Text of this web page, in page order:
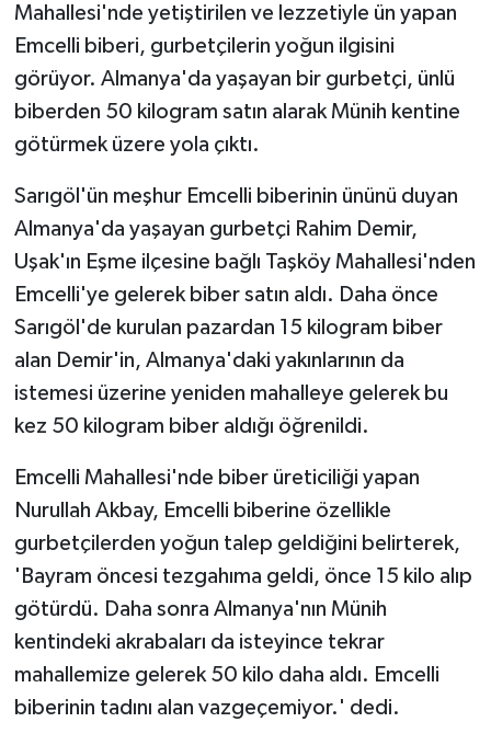
Mahallesi'nde yetiştirilen ve lezzetiyle ün yapan
Emcelli biberi, gurbetçilerin yoğun ilgisini
görüyor. Almanya'da yaşayan bir gurbetçi, ünlü
biberden 50 kilogram satın alarak Münih kentine
götürmek üzere yola çıktı.
Sarıgöl'ün meşhur Emcelli biberinin ününü duyan
Almanya'da yaşayan gurbetçi Rahim Demir,
Uşak'ın Eşme ilçesine bağlı Taşköy Mahallesi'nden
Emcelli'ye gelerek biber satın aldı. Daha önce
Sarıgöl'de kurulan pazardan 15 kilogram biber
alan Demir'in, Almanya'daki yakınlarının da
istemesi üzerine yeniden mahalleye gelerek bu
kez 50 kilogram biber aldığı öğrenildi.
Emcelli Mahallesi'nde biber üreticiliği yapan
Nurullah Akbay, Emcelli biberine özellikle
gurbetçilerden yoğun talep geldiğini belirterek,
'Bayram öncesi tezgahıma geldi, önce 15 kilo alıp
götürdü. Daha sonra Almanya'nın Münih
kentindeki akrabaları da isteyince tekrar
mahallemize gelerek 50 kilo daha aldı. Emcelli
biberinin tadını alan vazgeçemiyor.' dedi.
GÜNDEM
Güvenlik
HABERDE İNSAN
İş Dünyası
Jandarma
Kadın
KÜLTÜR SANAT
Otomobil
POLİTİKA
SİYASET